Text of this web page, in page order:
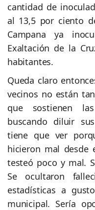
cantidad de
al 13,5 por ciento
Campana ya
Exaltación de la
habitantes.
Queda claro
vecinos no están
que sostienen
buscando diluir
tiene que ver
hicieron mal desde
testeó poco y mal.
Se ocultaron
estadísticas a
municipal. Sería